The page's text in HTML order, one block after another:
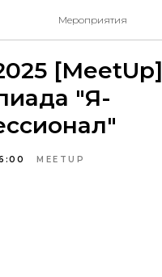
Мероприятия
[MeetUp]
"Я-
MEETUP